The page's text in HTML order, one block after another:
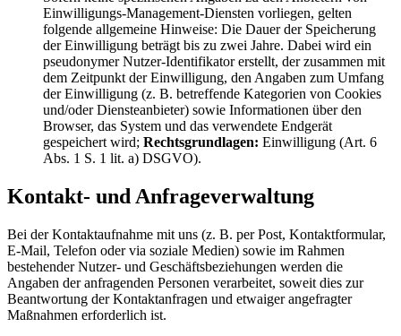
Einwilligungs-Management-Diensten vorliegen, gelten
folgende allgemeine Hinweise: Die Dauer der Speicherung
der Einwilligung beträgt bis zu zwei Jahre. Dabei wird ein
pseudonymer Nutzer-Identifikator erstellt, der zusammen mit
dem Zeitpunkt der Einwilligung, den Angaben zum Umfang
der Einwilligung (z. B. betreffende Kategorien von Cookies
und/oder Diensteanbieter) sowie Informationen über den
Browser, das System und das verwendete Endgerät
gespeichert wird; Rechtsgrundlagen: Einwilligung (Art. 6
Abs. 1 S. 1 lit. a) DSGVO).
Kontakt- und Anfrageverwaltung
Bei der Kontaktaufnahme mit uns (z. B. per Post, Kontaktformular,
E-Mail, Telefon oder via soziale Medien) sowie im Rahmen
bestehender Nutzer- und Geschäftsbeziehungen werden die
Angaben der anfragenden Personen verarbeitet, soweit dies zur
Beantwortung der Kontaktanfragen und etwaiger angefragter
Maßnahmen erforderlich ist.